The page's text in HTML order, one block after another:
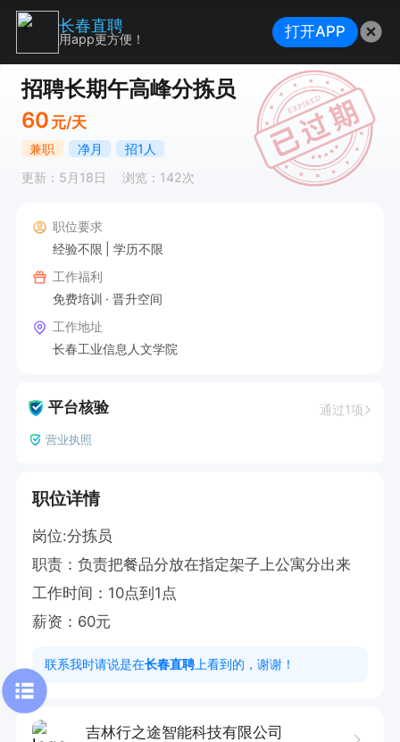
招聘长期午高峰分拣员
60 元/天
兼职 净月
招1人
更新：5月18日
浏览：142次
职位要求
经验不限
学历不限
工作福利
免费培训
晋升空间
工作地址
长春工业信息人文学院
平台核验 通过1项
营业执照
职位详情
岗位:分拣员
职责：负责把餐品分放在指定架子上公寓分出来
工作时间：10点到1点
薪资：60元
联系我时请说是在长春直聘 上看到的，谢谢！
吉林行之途智能科技有限公司
长春直聘
用app更方便！ 打开APP